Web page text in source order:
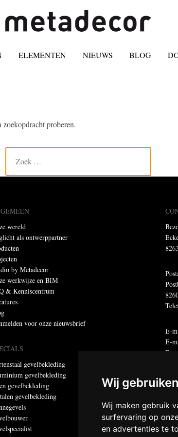
Wij
Wij maken gebruik
surfervaring op
en advertenties te
ELEMENTEN NIEUWS BLOG
proberen.
wereld
als ontwerppartner
by Metadecor
werkwijze en BIM
& Kenniscentrum
voor onze nieuwsbrief
gevelbekleding
gevelbekleding
gevelbekleding
gevelbekleding
E-
E-
E-
©